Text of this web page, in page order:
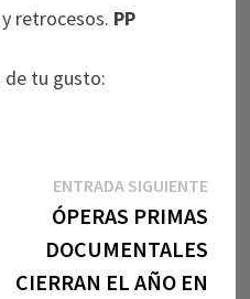
retrocesos. PP
de tu gusto:
ENTRADA SIGUIENTE
ÓPERAS PRIMAS
DOCUMENTALES
CIERRAN EL AÑO EN